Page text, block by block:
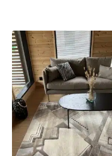
valinnat
tuotteen
sivulla.